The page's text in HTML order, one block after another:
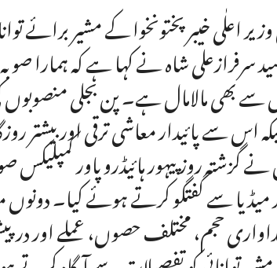
اعلٰی خیبر پختونخوا کے مشیر برائے
سرفرازعلی شاہ نے کہا ہے کہ ہمارا
بھی مالامال ہے۔ پن بجلی منصوبوں
اس سے پائیدار معاشی ترقی اور بیشتر
گزشتہ روز پیہور ہائیڈرو پاور
میڈیا سے گفتگو کرتے ہوئے کیا۔
حجم، مختلف حصوں، عملے اور